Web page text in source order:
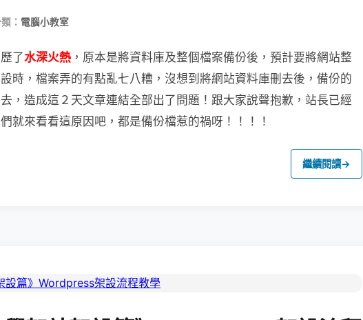
： 電腦小教室
了水深火熱 ，原本是將資料庫及整個檔案備份後，預計要將網站整
時，檔案弄的有點亂七八糟，沒想到將網站資料庫刪去後，備份的
，造成這２天文章連結全部出了問題！跟大家說聲抱歉，站長已經
就來看看這原因吧，都是備份檔惹的禍呀！！！！
繼續閱讀→